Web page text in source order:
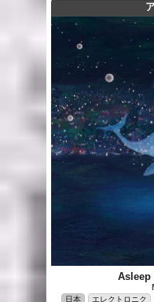
Asleep
日本 エレクトロニク